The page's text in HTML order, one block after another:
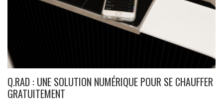
Q.RAD : UNE SOLUTION NUMÉRIQUE POUR SE CHAUFFER
GRATUITEMENT